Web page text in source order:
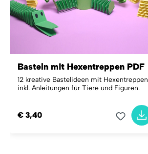
Basteln mit Hexentreppen PDF
12 kreative Bastelideen mit Hexentreppen
inkl. Anleitungen für Tiere und Figuren.
€ 3,40